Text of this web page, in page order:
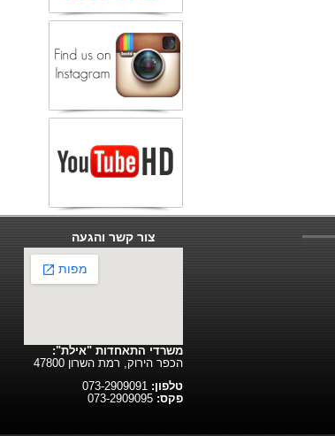
צור קשר והגעה
משרדי התאחדות "אילת":
הכפר הירוק, רמת השרון 47800
טלפון:
פקס: